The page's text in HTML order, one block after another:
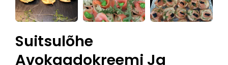
Suitsulõhe
Avokaadokreemi Ja